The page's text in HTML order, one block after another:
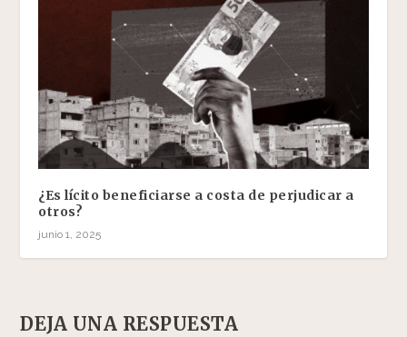
¿Es lícito beneficiarse a costa de perjudicar a
otros?
junio 1, 2025
DEJA UNA RESPUESTA